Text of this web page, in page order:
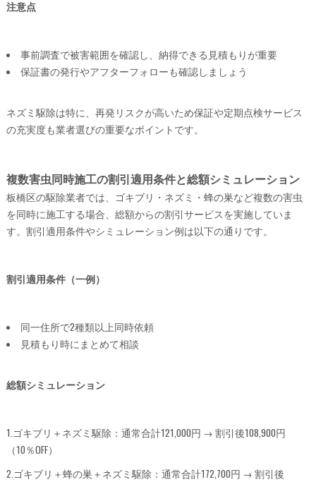
注意点
事前調査で被害範囲を確認し、納得できる見積もりが重要
保証書の発行やアフターフォローも確認しましょう
ネズミ駆除は特に、再発リスクが高いため保証や定期点検サービス
の充実度も業者選びの重要なポイントです。
複数害虫同時施工の割引適用条件と総額シミュレーション
板橋区の駆除業者では、ゴキブリ・ネズミ・蜂の巣など複数の害虫
を同時に施工する場合、総額からの割引サービスを実施していま
す。割引適用条件やシミュレーション例は以下の通りです。
割引適用条件（一例）
同一住所で2種類以上同時依頼
見積もり時にまとめて相談
総額シミュレーション
1.ゴキブリ＋ネズミ駆除：通常合計121,000円 → 割引後108,900円
（10％OFF）
2.ゴキブリ＋蜂の巣＋ネズミ駆除：通常合計172,700円 → 割引後